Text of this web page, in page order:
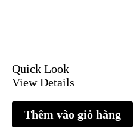
Quick Look
View Details
Thêm vào giỏ hàng